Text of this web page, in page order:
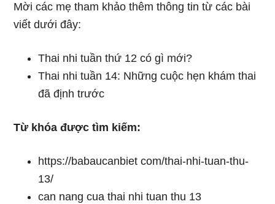
Mời các mẹ tham khảo thêm thông tin từ các bài
viết dưới đây:
Thai nhi tuần thứ 12 có gì mới?
Thai nhi tuần 14: Những cuộc hẹn khám thai
đã định trước
Từ khóa được tìm kiếm:
https://babaucanbiet com/thai-nhi-tuan-thu-
13/
can nang cua thai nhi tuan thu 13